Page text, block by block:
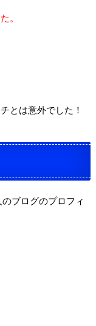
。
とは意外でした！
ブログのプロフィ